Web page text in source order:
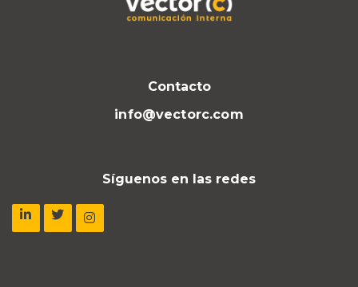
Contacto
info@vectorc.com
Síguenos en las redes